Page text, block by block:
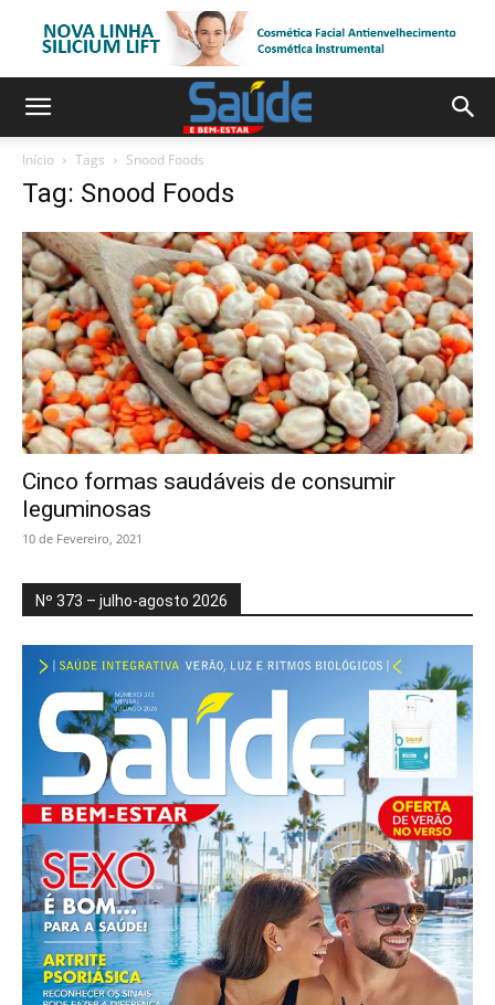
Início Tags Snood Foods
Tag: Snood Foods
Cinco formas saudáveis de consumir
leguminosas
10 de Fevereiro, 2021
Nº 373 – julho-agosto 2026